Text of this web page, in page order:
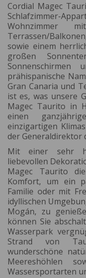
Cordial Magec
Schlafzimmer-
Wohnzimmer
Terrassen/
sowie einem
großen
prähispanische
Gran Canaria und
ist es, was unsere
Magec Taurito in
einen
einzigartigen
der Generaldirektor
Mit einer sehr
liebevollen
Magec Taurito
Komfort, um ein
Familie oder mit
idyllischen
Mogán, zu
können Sie
Wasserpark
Strand von
wunderschöne
Meereshöhlen
Wassersportarten